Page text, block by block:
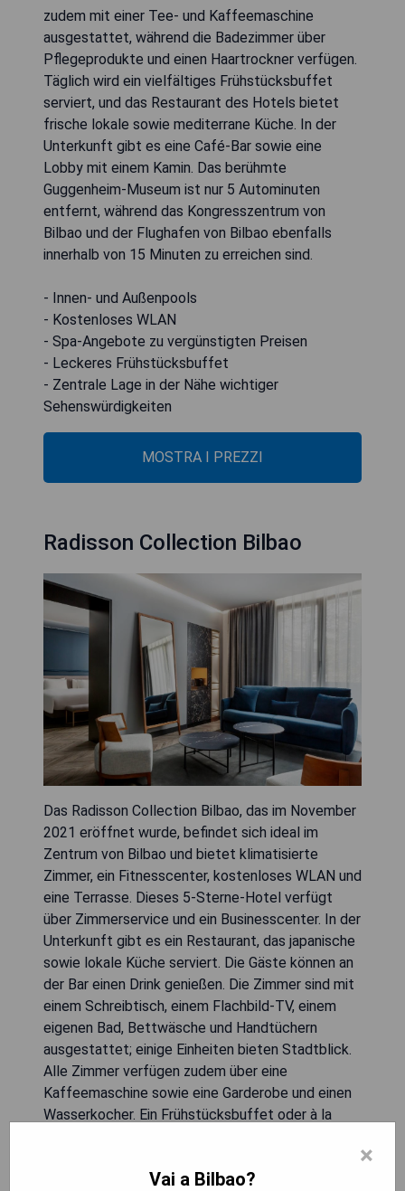
zudem mit einer Tee- und Kaffeemaschine
ausgestattet, während die Badezimmer über
Pflegeprodukte und einen Haartrockner verfügen.
Täglich wird ein vielfältiges Frühstücksbuffet
serviert, und das Restaurant des Hotels bietet
frische lokale sowie mediterrane Küche. In der
Unterkunft gibt es eine Café-Bar sowie eine
Lobby mit einem Kamin. Das berühmte
Guggenheim-Museum ist nur 5 Autominuten
entfernt, während das Kongresszentrum von
Bilbao und der Flughafen von Bilbao ebenfalls
innerhalb von 15 Minuten zu erreichen sind.
- Innen- und Außenpools
- Kostenloses WLAN
- Spa-Angebote zu vergünstigten Preisen
- Leckeres Frühstücksbuffet
- Zentrale Lage in der Nähe wichtiger
Sehenswürdigkeiten
MOSTRA I PREZZI
Radisson Collection Bilbao
Das Radisson Collection Bilbao, das im November
2021 eröffnet wurde, befindet sich ideal im
Zentrum von Bilbao und bietet klimatisierte
Zimmer, ein Fitnesscenter, kostenloses WLAN und
eine Terrasse. Dieses 5-Sterne-Hotel verfügt
über Zimmerservice und ein Businesscenter. In der
Unterkunft gibt es ein Restaurant, das japanische
sowie lokale Küche serviert. Die Gäste können an
der Bar einen Drink genießen. Die Zimmer sind mit
einem Schreibtisch, einem Flachbild-TV, einem
eigenen Bad, Bettwäsche und Handtüchern
ausgestattet; einige Einheiten bieten Stadtblick.
Alle Zimmer verfügen zudem über eine
Kaffeemaschine sowie eine Garderobe und einen
Wasserkocher. Ein Frühstücksbuffet oder à la
Rücksicht genommen werden kann. An der 24-
×
Vai a Bilbao?